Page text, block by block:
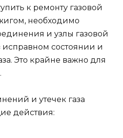
к ремонту газовой
необходимо
и узлы газовой
исправном состоянии и
Это крайне важно для
и утечек газа
действия: